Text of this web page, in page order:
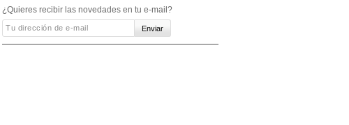
¿Quieres recibir las novedades en tu e-mail?